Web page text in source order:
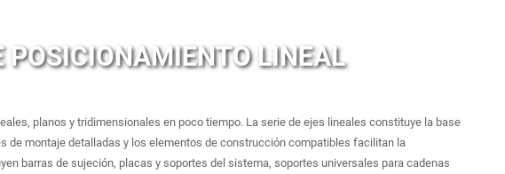
POSICIONAMIENTO LINEAL
planos y tridimensionales en poco tiempo. La serie de ejes lineales constituye la base
de montaje detalladas y los elementos de construcción compatibles facilitan la
barras de sujeción, placas y soportes del sistema, soportes universales para cadenas